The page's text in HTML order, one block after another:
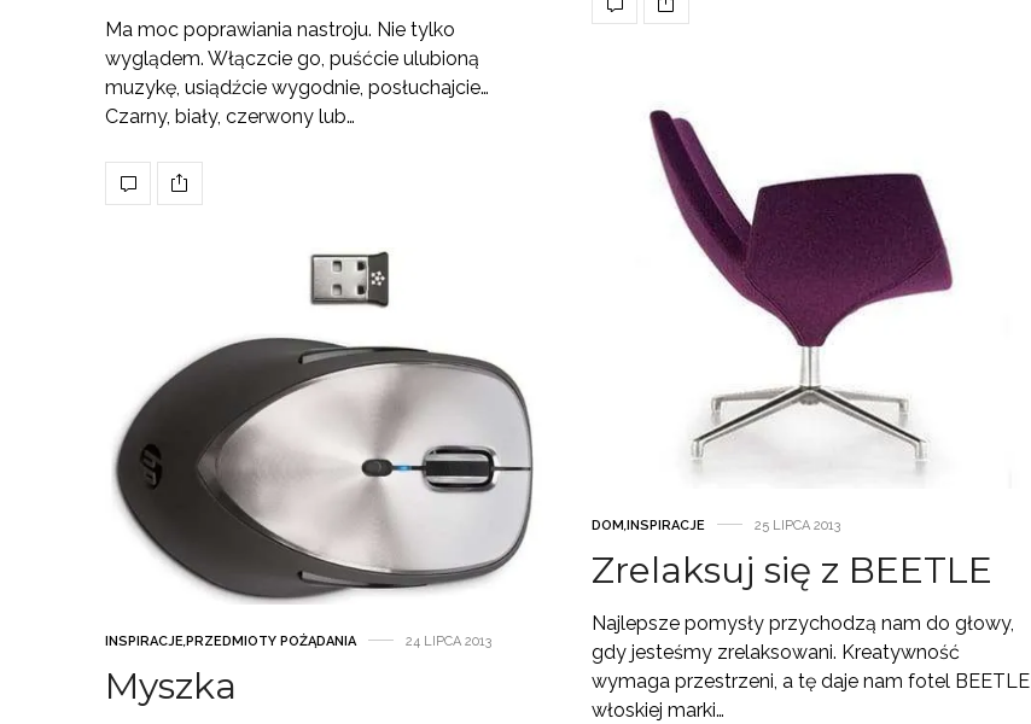
Ma moc poprawiania nastroju. Nie tylko
wyglądem. Włączcie go, puśćcie ulubioną
muzykę, usiądźcie wygodnie, posłuchajcie…
Czarny, biały, czerwony lub…
DOM, INSPIRACJE 25 LIPCA 2013
Zrelaksuj się z BEETLE
Najlepsze pomysły przychodzą nam do głowy,
gdy jesteśmy zrelaksowani. Kreatywność
wymaga przestrzeni, a tę daje nam fotel BEETLE
włoskiej marki…
INSPIRACJE PRZEDMIOTY POŻĄDANIA 24 LIPCA 2013
Myszka